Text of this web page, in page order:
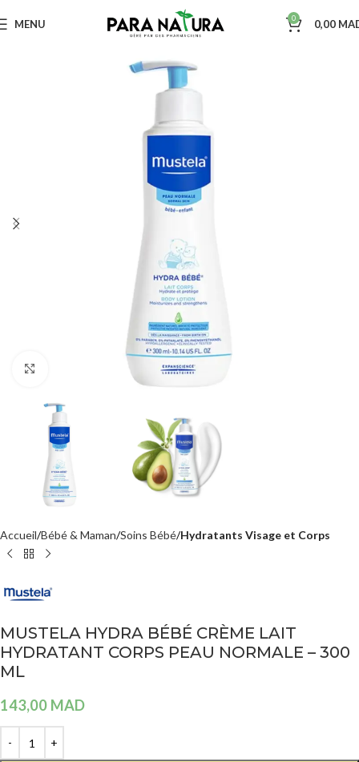
MENU 0 0,00
Accueil Bébé & Maman Soins Bébé Hydratants Visage et Corps
MUSTELA HYDRA BÉBÉ CRÈME LAIT
HYDRATANT CORPS PEAU NORMALE – 300
ML
143,00 MAD